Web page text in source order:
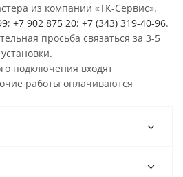
из компании «ТК-Сервис».
; +7 902 875 20; +7 (343) 319-40-96.
просьба связаться за 3-5
подключения входят
работы оплачиваются